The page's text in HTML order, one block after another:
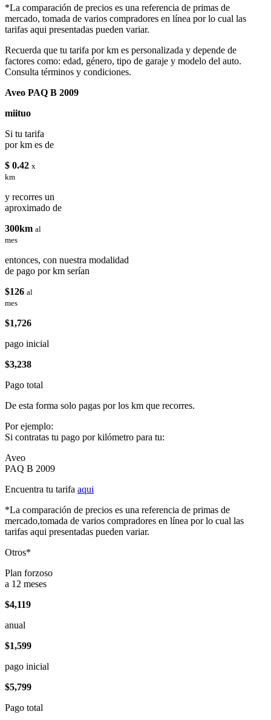
*La comparación de precios es una referencia de primas de
mercado, tomada de varios compradores en línea por lo cual las
tarifas aqui presentadas pueden variar.
Recuerda que tu tarifa por km es personalizada y depende de
factores como: edad, género, tipo de garaje y modelo del auto.
Consulta términos y condiciones.
Aveo PAQ B 2009
miituo
Si tu tarifa
por km es de
$ 0.42 x
km
y recorres un
aproximado de
300km al
mes
entonces, con nuestra modalidad
de pago por km serían
$126 al
mes
$1,726
pago inicial
$3,238
Pago total
De esta forma solo pagas por los km que recorres.
Por ejemplo:
Si contratas tu pago por kilómetro para tu:
Aveo
PAQ B 2009
Encuentra tu tarifa aqui
*La comparación de precios es una referencia de primas de
mercado,tomada de varios compradores en línea por lo cual las
tarifas aqui presentadas pueden variar.
Otros*
Plan forzoso
a 12 meses
$4,119
anual
$1,599
pago inicial
$5,799
Pago total